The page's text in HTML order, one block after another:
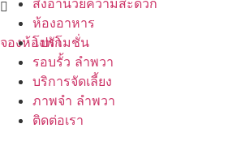
Skip
content
จองห้องพัก
สิ่งอำนวยความสะดวก
ห้องอาหาร
โปรโมชั่น
รอบรั้ว ลำพวา
บริการจัดเลี้ยง
ภาพจำ ลำพวา
ติดต่อเรา